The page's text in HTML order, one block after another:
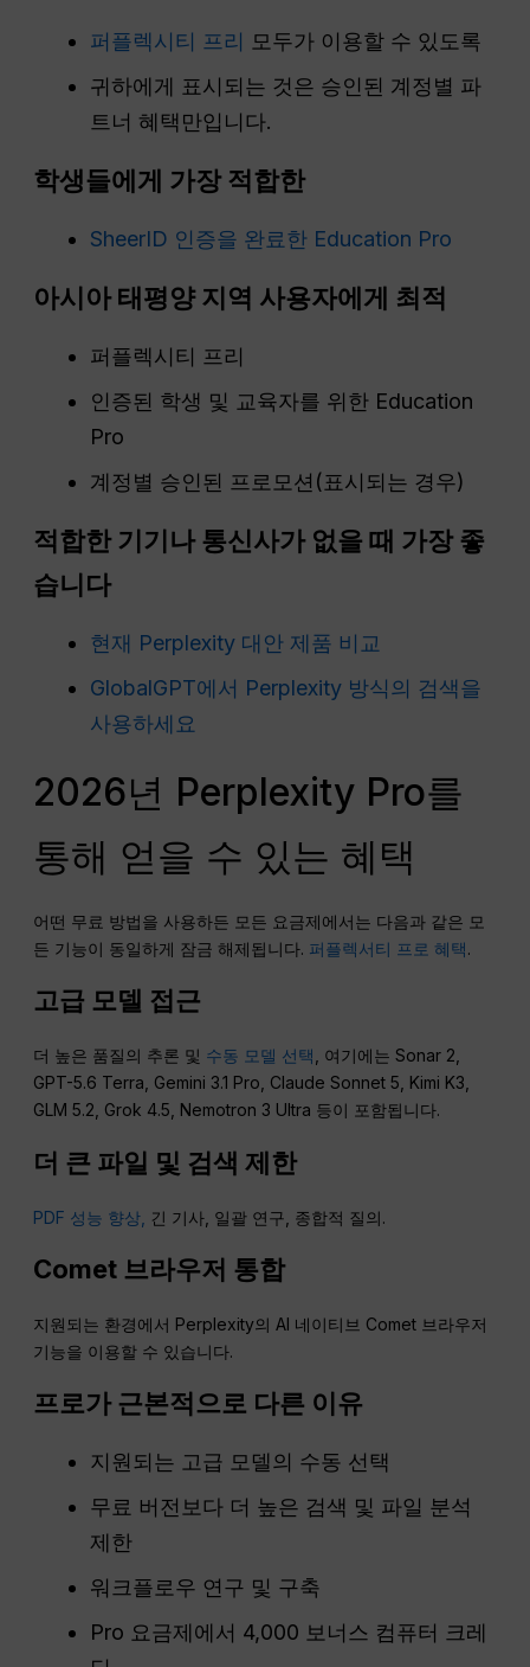
퍼플렉시티 프리 모두가 이용할 수 있도록
귀하에게 표시되는 것은 승인된 계정별 파
트너 혜택만입니다.
학생들에게 가장 적합한
SheerID 인증을 완료한 Education Pro
아시아 태평양 지역 사용자에게 최적
퍼플렉시티 프리
인증된 학생 및 교육자를 위한 Education
Pro
계정별 승인된 프로모션(표시되는 경우)
적합한 기기나 통신사가 없을 때 가장 좋
습니다
현재 Perplexity 대안 제품 비교
GlobalGPT에서 Perplexity 방식의 검색을
사용하세요
2026년 Perplexity Pro를
통해 얻을 수 있는 혜택
어떤 무료 방법을 사용하든 모든 요금제에서는 다음과 같은 모
든 기능이 동일하게 잠금 해제됩니다. 퍼플렉서티 프로 혜택.
고급 모델 접근
더 높은 품질의 추론 및 수동 모델 선택
, 여기에는 Sonar 2,
GPT-5.6 Terra, Gemini 3.1 Pro, Claude Sonnet 5, Kimi K3,
GLM 5.2, Grok 4.5, Nemotron 3 Ultra 등이 포함됩니다.
더 큰 파일 및 검색 제한
PDF 성능 향상, 긴 기사, 일괄 연구, 종합적 질의.
Comet 브라우저 통합
지원되는 환경에서 Perplexity의 AI 네이티브 Comet 브라우저
기능을 이용할 수 있습니다.
프로가 근본적으로 다른 이유
지원되는 고급 모델의 수동 선택
무료 버전보다 더 높은 검색 및 파일 분석
제한
워크플로우 연구 및 구축
Pro 요금제에서 4,000 보너스 컴퓨터 크레